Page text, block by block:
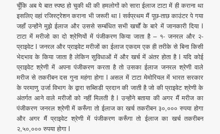
चूँकि अब ये बात स्पष्ठ हो चुकी थी की हमलोगों को सारा ईलाज टाटा में ही कराना था
इसलिए वहां रजिस्ट्रेशन कराना भी जरूरी था I सर्वप्रथम मैं पूछ-ताछ काउंटर पे गया
जहाँ उन्होंने मुझे ईलाज और उससे सम्बंधित सभी खर्चों के बारे में जानकारी दिया I
टाटा में मरीजो का दो श्रेणियों में पंजीकरण किया जाता है – १- जनरल और २-
प्राइवेट I जनरल और प्राइवेट मरीजों का ईलाज एकदम एक ही तरीके से बिना किसी
भेदभाव के किया जाता है लेकिन सुविधाओं में और खर्च में अंतर होता है I यदि कोई
प्राइवेट श्रेणी में अपना पंजीकरण करता है तो उसका ईलाज जनरल श्रेणी वाले
मरीज से तकरीबन दस गुना महंगा होगा I असल में टाटा मेमोरियल में भारत सरकार
के परमाणु उर्जा विभाग के द्वारा सब्सिडी प्रदान की जाती है जो की प्राइवेट श्रेणी के
अंतर्गत आने वाले मरीजों को नहीं मिलती है I उन्होंने बताया की अगर मैं मरीज का
पंजीकरण जनरल श्रेणी में करूँगा तो ईलाज का खर्च तकरीबन ३०,००० रुपया होगा
और अगर मैं प्राइवेट श्रेणी में पंजीकरण करूँगा तो ईलाज का खर्च तकरीबन
२,५०,००० रुपया होगा I